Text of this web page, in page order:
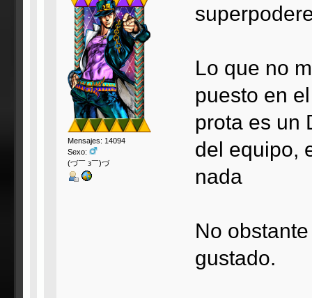
Mensajes: 14094
Sexo:
(づ￣ з￣)づ
Lo que no
puesto en
prota es un
del equipo,
nada
No
gustado.